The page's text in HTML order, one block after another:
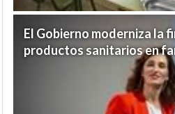
El Gobierno moderniza la
productos sanitarios en